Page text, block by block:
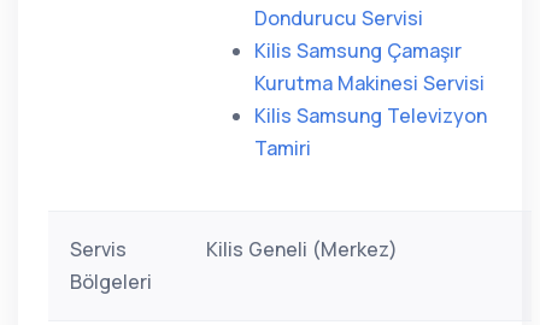
Dondurucu Servisi
Kilis Samsung Çamaşır
Kurutma Makinesi Servisi
Kilis Samsung Televizyon
Tamiri
Servis
Bölgeleri
Kilis Geneli (Merkez)